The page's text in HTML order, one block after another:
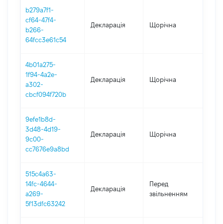
b279a7f1-
cf64-47f4-
b266-
64fcc3e61c54
Декларація Щорічна
4b01a275-
1f94-4a2e-
a302-
cbcf094f720b
Декларація Щорічна
9efe1b8d-
3d48-4d19-
9c00-
cc7676e9a8bd
Декларація Щорічна
515c4a63-
14fc-4644-
a269-
5f13dfc63242
Декларація
Перед
звільненням